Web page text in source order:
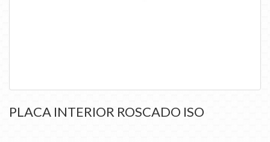
PLACA INTERIOR ROSCADO ISO